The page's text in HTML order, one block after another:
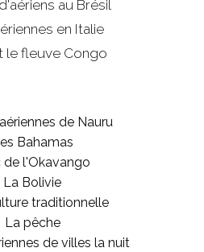
au Brésil
en Italie
le fleuve Congo
de Nauru
Bahamas
de l'Okavango
La Bolivie
traditionnelle
La pêche
de villes la nuit